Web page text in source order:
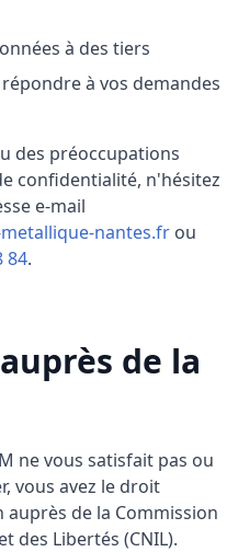
à des tiers
à vos demandes
des préoccupations
confidentialité, n'hésitez
e-mail
nantes.fr ou
84.
de la
ne vous satisfait pas ou
vous avez le droit
de la Commission
des Libertés (CNIL).